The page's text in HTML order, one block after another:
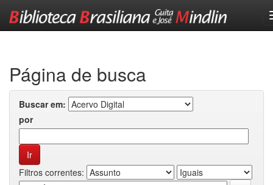
Página de busca
Buscar em:
por
Filtros correntes: